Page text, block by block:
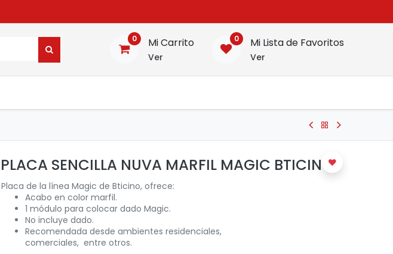
0 Mi Carrito
Ver
0 Mi Lista de Favoritos
Ver
PLACA SENCILLA NUVA MARFIL MAGIC BTICINO
Placa de la línea Magic de Bticino, ofrece:
Acabo en color marfil.
1 módulo para colocar dado Magic.
No incluye dado.
Recomendada desde ambientes residenciales,
comerciales, entre otros.